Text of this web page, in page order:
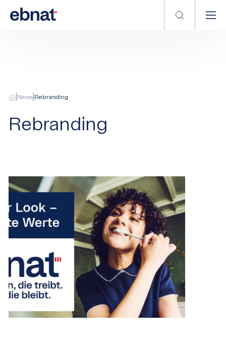
News Rebranding
Rebranding